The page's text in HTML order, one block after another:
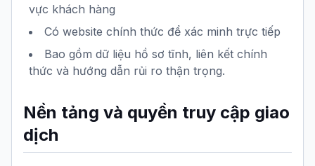
vực khách hàng
Có website chính thức để xác minh trực tiếp
Bao gồm dữ liệu hồ sơ tĩnh, liên kết chính
thức và hướng dẫn rủi ro thận trọng.
Nền tảng và quyền truy cập giao
dịch